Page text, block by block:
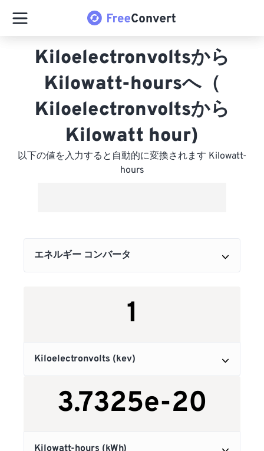
Kiloelectronvoltsから
Kilowatt-hoursへ（
Kiloelectronvoltsから
Kilowatt hour)
以下の値を入力すると自動的に変換されます Kilowatt-
hours